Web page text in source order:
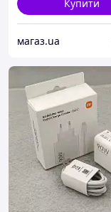
Купити
магаз.ua